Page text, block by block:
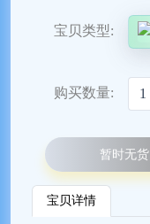
宝贝类型:
购买数量:
暂时无货
宝贝详情